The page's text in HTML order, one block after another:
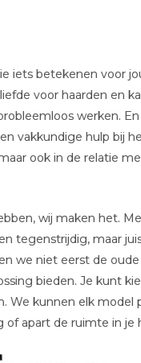
betekenen voor
voor haarden en
werken.
vakkundige hulp bij
ook in de relatie
wij maken het.
tegenstrijdig, maar
we niet eerst de
bieden. Je kunt
We kunnen elk
apart de ruimte in je